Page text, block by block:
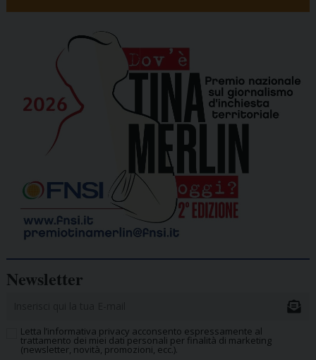
Newsletter
Letta l’informativa privacy acconsento espressamente al
trattamento dei miei dati personali per finalità di marketing
(newsletter, novità, promozioni, ecc.).